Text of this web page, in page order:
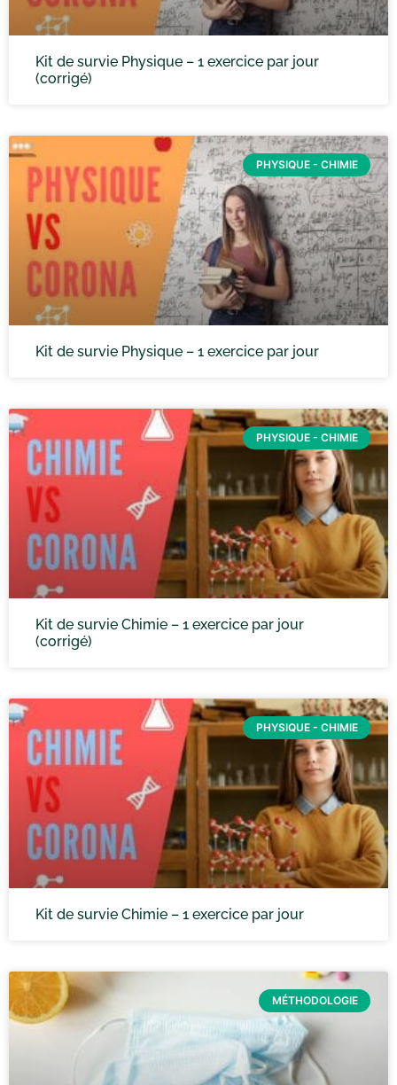
Kit de survie Physique – 1 exercice par jour
(corrigé)
PHYSIQUE - CHIMIE
Kit de survie Physique – 1 exercice par jour
PHYSIQUE - CHIMIE
Kit de survie Chimie – 1 exercice par jour
(corrigé)
PHYSIQUE - CHIMIE
Kit de survie Chimie – 1 exercice par jour
MÉTHODOLOGIE